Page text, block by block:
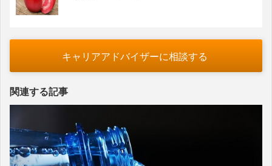
キャリアアドバイザーに相談する
関連する記事